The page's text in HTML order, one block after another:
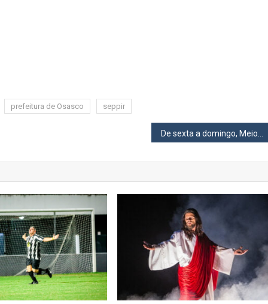
prefeitura de Osasco seppir
De sexta a domingo, Meio Ambiente realizará ações de doação de mudas e coleta de lixo eletrônico